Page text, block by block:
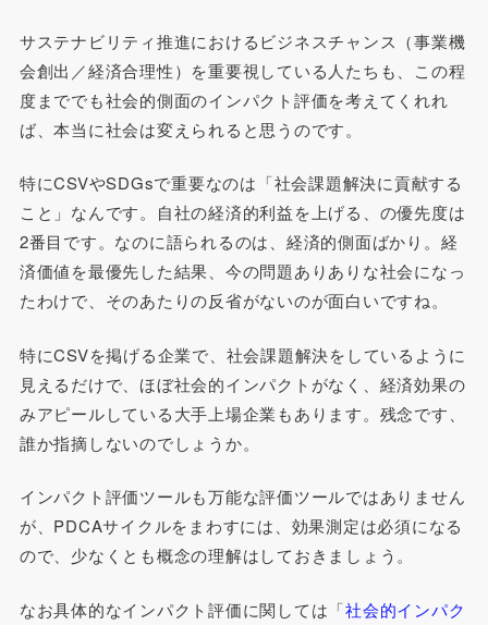
サステナビリティ推進におけるビジネスチャンス（事業機
会創出／経済合理性）を重要視している人たちも、この程
度まででも社会的側面のインパクト評価を考えてくれれ
ば、本当に社会は変えられると思うのです。
特にCSVやSDGsで重要なのは「社会課題解決に貢献する
こと」なんです。自社の経済的利益を上げる、の優先度は
2番目です。なのに語られるのは、経済的側面ばかり。経
済価値を最優先した結果、今の問題ありありな社会になっ
たわけで、そのあたりの反省がないのが面白いですね。
特にCSVを掲げる企業で、社会課題解決をしているように
見えるだけで、ほぼ社会的インパクトがなく、経済効果の
みアピールしている大手上場企業もあります。残念です、
誰か指摘しないのでしょうか。
インパクト評価ツールも万能な評価ツールではありません
が、PDCAサイクルをまわすには、効果測定は必須になる
ので、少なくとも概念の理解はしておきましょう。
なお具体的なインパクト評価に関しては「社会的インパク